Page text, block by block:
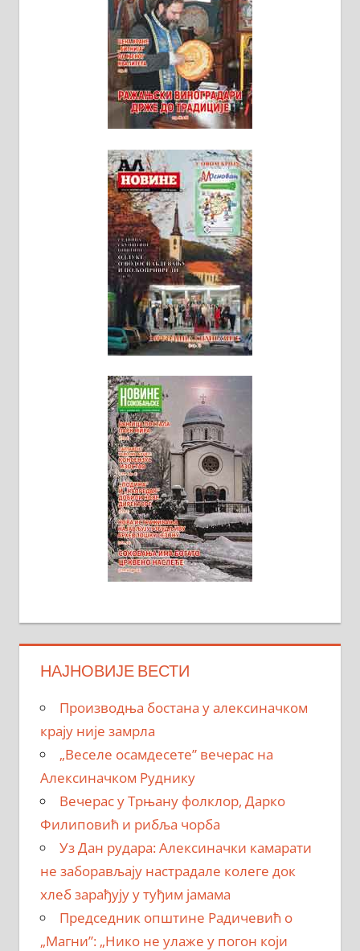
НАЈНОВИЈЕ ВЕСТИ
Производња бостана у алексиначком
крају није замрла
„Веселе осамдесете” вечерас на
Алексиначком Руднику
Вечерас у Трњану фолклор, Дарко
Филиповић и рибља чорба
Уз Дан рудара: Алексиначки камарати
не заборављају настрадале колеге док
хлеб зарађују у туђим јамама
Председник општине Радичевић о
„Магни”: „Нико не улаже у погон који